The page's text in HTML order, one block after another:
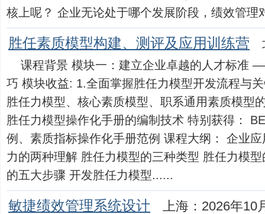
核上呢？ 企业无论处于哪个发展阶段，绩效管理
胜任素质模型构建、测评及应用训练营
课程背景 模块一：建立企业卓越的人才标准
巧 模块收益: 1.全面掌握胜任力模型开发流程与
胜任力模型、核心素质模型、职系通用素质模型
胜任力模型操作化手册的编制技术 特别获得：
例、素质指标操作化手册范例 课程大纲： 企业
力的两种理解 胜任力模型的三种类型 胜任力模
的五大步骤 开发胜任力模型......
敏捷绩效管理系统设计 上海：2026年10